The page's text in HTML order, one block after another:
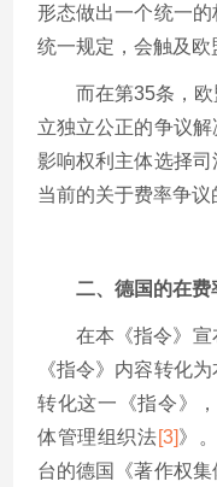
形态做出一个统一
统一规定，会触及欧
而在第35条，
立独立公正的争议
影响权利主体选择
当前的关于费率争议
二、德国的在
在本《指令》
《指令》内容转化
转化这一《指令》
体管理组织法[3]》
台的德国《著作权